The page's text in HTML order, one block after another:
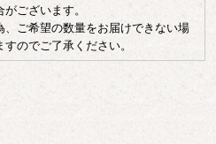
ございます。
、ご希望の数量をお届けできない場
のでご了承ください。